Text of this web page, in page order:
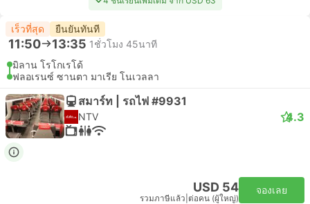
เร็วที่สุด ยืนยันทันที
11:50 13:35 1ชั่วโมง 45นาที
มิลาน โรโกเรโด้
ฟลอเรนซ์ ซานตา มาเรีย โนเวลลา
สมาร์ท | รถไฟ #9931
NTV 4.3
USD 54
รวมภาษีแล้ว ต่อคน (ผู้ใหญ่)
จองเลย